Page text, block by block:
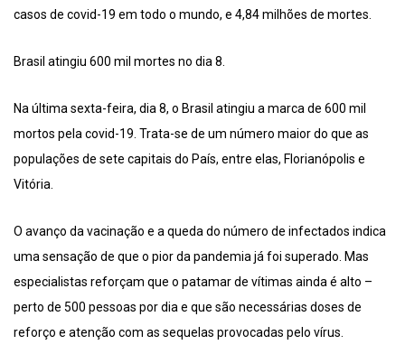
casos de covid-19 em todo o mundo, e 4,84 milhões de mortes.
Brasil atingiu 600 mil mortes no dia 8.
Na última sexta-feira, dia 8, o Brasil atingiu a marca de 600 mil
mortos pela covid-19. Trata-se de um número maior do que as
populações de sete capitais do País, entre elas, Florianópolis e
Vitória.
O avanço da vacinação e a queda do número de infectados indica
uma sensação de que o pior da pandemia já foi superado. Mas
especialistas reforçam que o patamar de vítimas ainda é alto –
perto de 500 pessoas por dia e que são necessárias doses de
reforço e atenção com as sequelas provocadas pelo vírus.